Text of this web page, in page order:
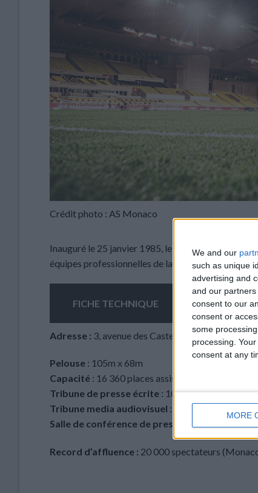
We and our
such as unique
advertising and
and our
consent to our
consent or
some
processing.
consent at any
MORE
Crédit photo : AS Monaco
Inauguré le 25 janvier 1985, le stade Louis-II est
équipes professionnelles de la Principauté, des
FICHE TECHNIQUE
Adresse : 3, avenue des Castelans – MC 98000
Pelouse : 105m x 68m
Capacité : 16 360 places assises
Tribune de presse écrite : 102 pupitres
Tribune media audiovisuel : 23 positions
Salle de conférence de presse
: 80 places
Record d’affluence : 20 000 spectateurs